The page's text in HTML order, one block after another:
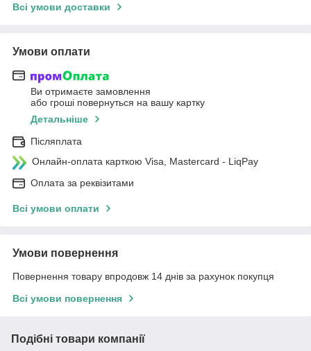
Всі умови доставки
Умови оплати
Ви отримаєте замовлення
або гроші повернуться на вашу картку
Детальніше
Післяплата
Онлайн-оплата карткою Visa, Mastercard - LiqPay
Оплата за реквізитами
Всі умови оплати
Умови повернення
Повернення товару впродовж 14 днів за рахунок покупця
Всі умови повернення
Подібні товари компанії